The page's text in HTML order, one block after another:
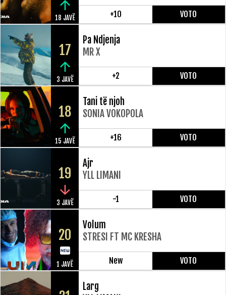
18 JAVË +10 VOTO
17
3 JAVË
Pa Ndjenja
MR X
+2 VOTO
18
15 JAVË
Tani të njoh
SONIA VOKOPOLA
+16 VOTO
19
3 JAVË
Ajr
YLL LIMANI
-1 VOTO
20
1 JAVË
Volum
STRESI FT MC KRESHA
New VOTO
Larg